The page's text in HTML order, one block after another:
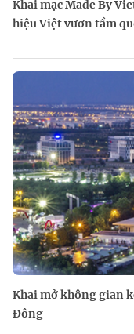
Khai mạc Made By
hiệu Việt vươn tầm
Khai mở không gian
Đông